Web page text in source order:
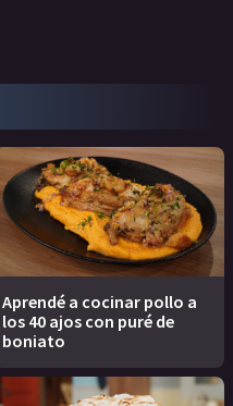
Aprendé a cocinar pollo a
los 40 ajos con puré de
boniato